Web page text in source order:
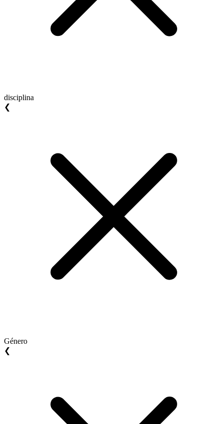
disciplina
❮
Género
❮